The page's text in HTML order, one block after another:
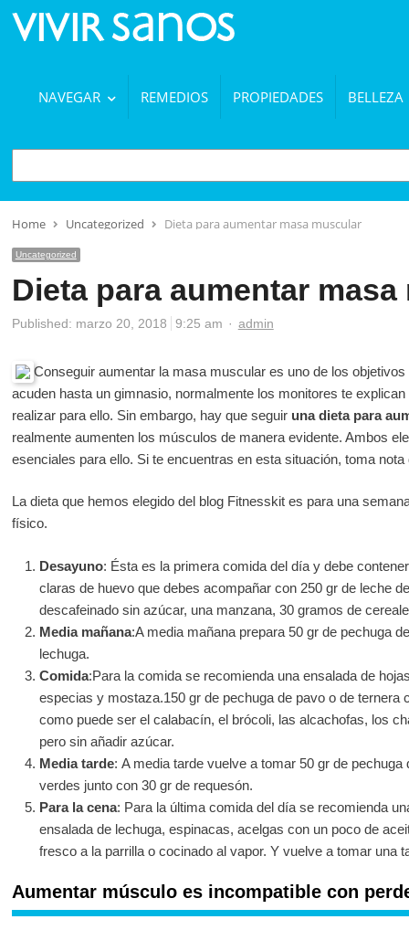
NAVEGAR REMEDIOS PROPIEDADES BELLEZA
BUSCAR
Home Uncategorized Dieta para aumentar masa muscular
Uncategorized
Dieta para aumentar
Published: marzo 20, 2018 9:25 am Author
admin
Conseguir aumentar la masa muscular es uno de los
acuden hasta un gimnasio, normalmente los monitores te
realizar para ello. Sin embargo, hay que seguir una dieta para
realmente aumenten los músculos de manera evidente. Ambos
esenciales para ello. Si te encuentras en esta situación, toma
La dieta que hemos elegido del blog Fitnesskit es para una
físico.
Desayuno: Ésta es la primera comida del día y debe
claras de huevo que debes acompañar con 250 gr de leche
descafeinado sin azúcar, una manzana, 30 gramos de
Media mañana:A media mañana prepara 50 gr de pechuga
lechuga.
Comida:Para la comida se recomienda una ensalada de
especias y mostaza.150 gr de pechuga de pavo o de ternera
como puede ser el calabacín, el brócoli, las alcachofas, los
pero sin añadir azúcar.
Media tarde: A media tarde vuelve a tomar 50 gr de pechuga
verdes junto con 30 gr de requesón.
Para la cena: Para la última comida del día se recomienda
ensalada de lechuga, espinacas, acelgas con un poco de
fresco a la parrilla o cocinado al vapor. Y vuelve a tomar una
Aumentar músculo es incompatible con